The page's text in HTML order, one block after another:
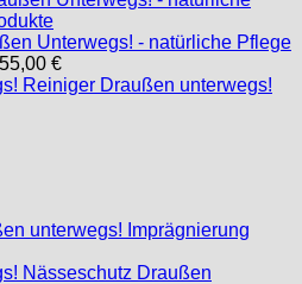
Unterwegs! - natürliche Pflege
55,00 €
Draußen unterwegs!
unterwegs! Imprägnierung
Draußen